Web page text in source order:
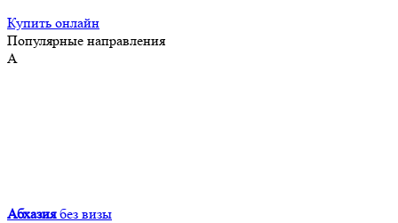
Купить онлайн
Популярные направления
А
Абхазия без визы